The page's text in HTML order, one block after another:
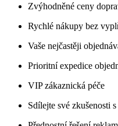
Zvýhodněné ceny
Rychlé nákupy bez
Vaše nejčastěji
Prioritní expedice
VIP zákaznická péče
Sdílejte své zkušenosti